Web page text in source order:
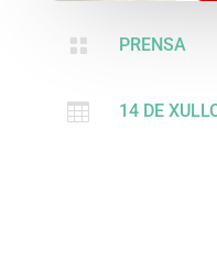
 PRENSA
 14 DE